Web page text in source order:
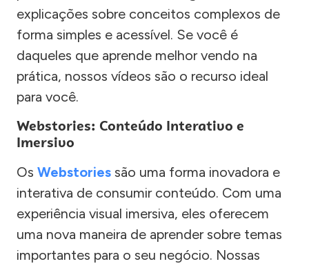
explicações sobre conceitos complexos de
forma simples e acessível. Se você é
daqueles que aprende melhor vendo na
prática, nossos vídeos são o recurso ideal
para você.
Webstories: Conteúdo Interativo e
Imersivo
Os Webstories são uma forma inovadora e
interativa de consumir conteúdo. Com uma
experiência visual imersiva, eles oferecem
uma nova maneira de aprender sobre temas
importantes para o seu negócio. Nossas